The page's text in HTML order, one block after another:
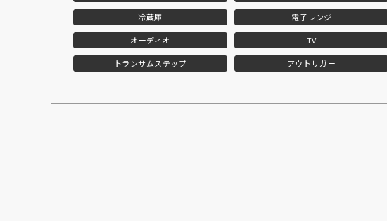
冷蔵庫 電子レンジ
オーディオ TV
トランサムステップ アウトリガー